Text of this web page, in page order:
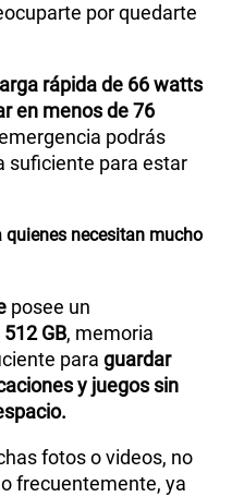
por quedarte
rápida de 66 watts
en menos de 76
podrás
suficiente para estar
necesitan mucho
posee un
GB, memoria
para guardar
y juegos sin
fotos o videos, no
frecuentemente, ya